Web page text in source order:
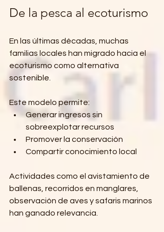
De la pesca al ecoturismo
En las últimas décadas, muchas
familias locales han migrado hacia el
ecoturismo como alternativa
sostenible.
Este modelo permite:
Generar ingresos sin
sobreexplotar recursos
Promover la conservación
Compartir conocimiento local
Actividades como el avistamiento de
ballenas, recorridos en manglares,
observación de aves y safaris marinos
han ganado relevancia.